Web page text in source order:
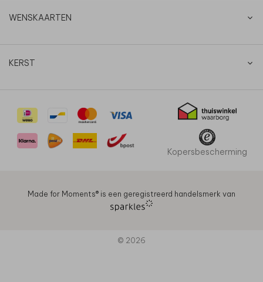
WENSKAARTEN
KERST
Kopersbescherming
Made for Moments®️ is een geregistreerd handelsmerk van
© 2026